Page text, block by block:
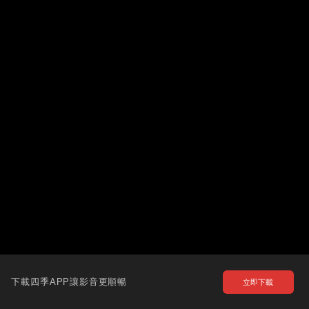
下載四季APP讓影音更順暢 立即下載